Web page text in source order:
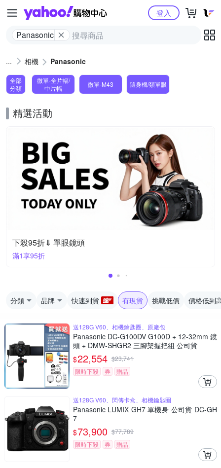
Yahoo購物中心
Panasonic
登入
相機 Panasonic
全部
分類
微單-全片幅/
中片幅
微單-M43 隨身機/類單眼
精選活動
下殺95折⇓ 單眼鏡頭
滿1享95折
分類 品牌 快速到貨 有現貨 挑戰低價 價格低到
送128G V60、相機鑰匙圈、原廠包
Panasonic DC-G100DV G100D + 12-32mm 鏡
頭 + DMW-SHGR2 三腳架握把組 公司貨
$22,554 $23,741
限時下殺
券 贈品
送128G V60、閃傳卡盒、相機鑰匙圈
Panasonic LUMIX GH7 單機身 公司貨 DC-GH
7
$73,900 $77,789
限時下殺
券 贈品